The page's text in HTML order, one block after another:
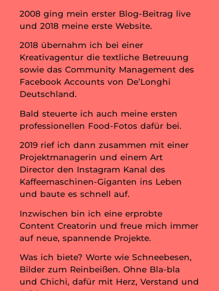
2008 ging mein erster Blog-Beitrag live
und 2018 meine erste Website.
2018 übernahm ich bei einer
Kreativagentur die textliche Betreuung
sowie das Community Management des
Facebook Accounts von De’Longhi
Deutschland.
Bald steuerte ich auch meine ersten
professionellen Food-Fotos dafür bei.
2019 rief ich dann zusammen mit einer
Projektmanagerin und einem Art
Director den Instagram Kanal des
Kaffeemaschinen-Giganten ins Leben
und baute es schnell auf.
Inzwischen bin ich eine erprobte
Content Creatorin und freue mich immer
auf neue, spannende Projekte.
Was ich biete? Worte wie Schneebesen,
Bilder zum Reinbeißen. Ohne Bla-bla
und Chichi, dafür mit Herz, Verstand und